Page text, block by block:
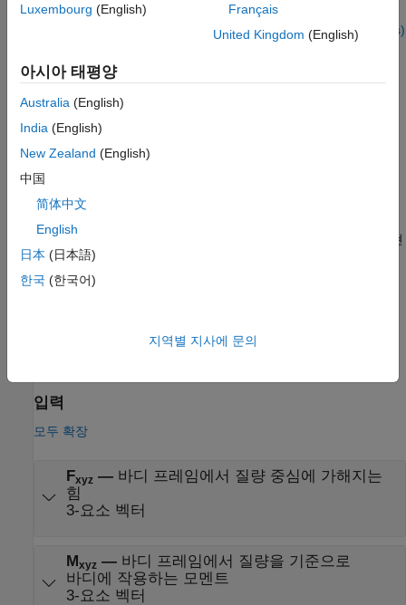
Simple Variable Mass 6DOF (Euler Angles)
블록의 대체 구성입니다.
6DOF (Euler Angles)
표현 구현
Simple Variable Mass 6DOF (Euler Angles)
가변 질량에 대한 6자유도 운동 방정식의 오일러 각 표현 구현
제한 사항
입력
모두 확장
Fxyz— 바디 프레임에서 질량 중심에 가해지는
힘
3-요소 벡터
Mxyz— 바디 프레임에서 질량을 기준으로
바디에 작용하는 모멘트
3-요소 벡터
Luxembourg (English)
Français
United Kingdom (English)
아시아 태평양
Australia (English)
India (English)
New Zealand (English)
中国
简体中文
English
日本 (日本語)
한국 (한국어)
지역별 지사에 문의